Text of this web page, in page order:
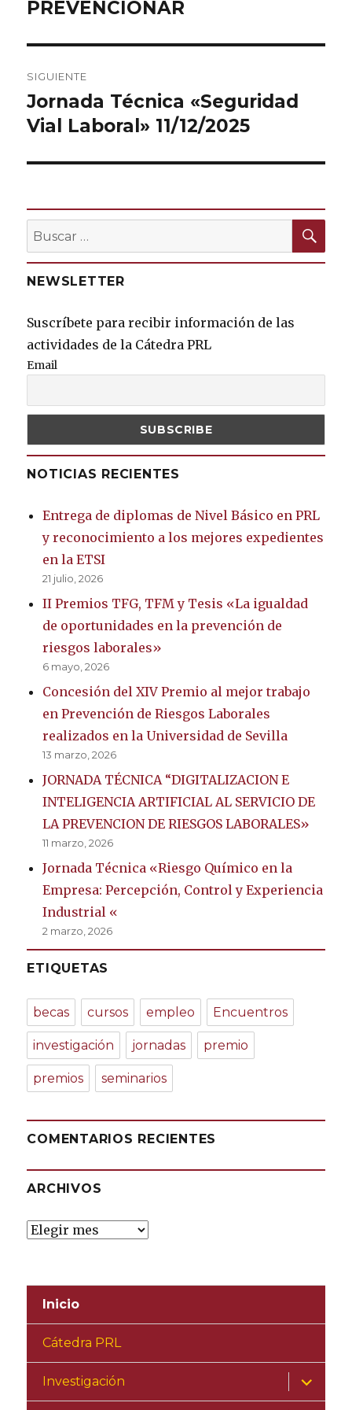
PREVENCIONAR
SIGUIENTE
Entrada
siguiente:
Jornada Técnica «Seguridad
Vial Laboral» 11/12/2025
Buscar
por:
NEWSLETTER
Suscríbete para recibir información de las
actividades de la Cátedra PRL
Email
NOTICIAS RECIENTES
Entrega de diplomas de Nivel Básico en PRL
y reconocimiento a los mejores expedientes
en la ETSI
21 julio, 2026
II Premios TFG, TFM y Tesis «La igualdad
de oportunidades en la prevención de
riesgos laborales»
6 mayo, 2026
Concesión del XIV Premio al mejor trabajo
en Prevención de Riesgos Laborales
realizados en la Universidad de Sevilla
13 marzo, 2026
JORNADA TÉCNICA “DIGITALIZACION E
INTELIGENCIA ARTIFICIAL AL SERVICIO DE
LA PREVENCION DE RIESGOS LABORALES»
11 marzo, 2026
Jornada Técnica «Riesgo Químico en la
Empresa: Percepción, Control y Experiencia
Industrial «
2 marzo, 2026
ETIQUETAS
becas cursos empleo Encuentros
investigación jornadas premio
premios seminarios
COMENTARIOS RECIENTES
ARCHIVOS
Archivos
Inicio
Cátedra PRL
Investigación
expande
el
menú